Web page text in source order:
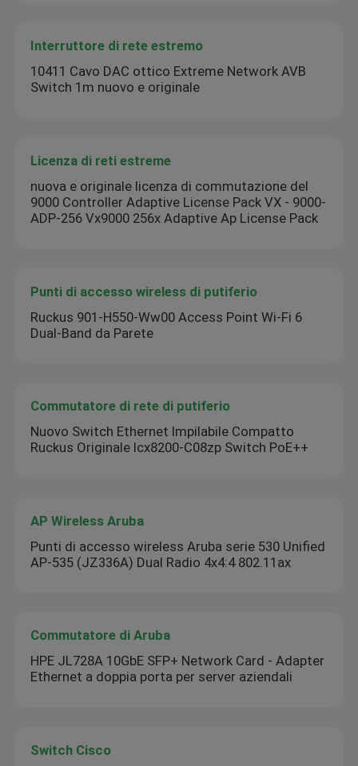
Interruttore di rete estremo
10411 Cavo DAC ottico Extreme Network AVB
Switch 1m nuovo e originale
Licenza di reti estreme
nuova e originale licenza di commutazione del
9000 Controller Adaptive License Pack VX - 9000-
ADP-256 Vx9000 256x Adaptive Ap License Pack
Punti di accesso wireless di putiferio
Ruckus 901-H550-Ww00 Access Point Wi-Fi 6
Dual-Band da Parete
Commutatore di rete di putiferio
Nuovo Switch Ethernet Impilabile Compatto
Ruckus Originale Icx8200-C08zp Switch PoE++
AP Wireless Aruba
Punti di accesso wireless Aruba serie 530 Unified
AP-535 (JZ336A) Dual Radio 4x4:4 802.11ax
Commutatore di Aruba
HPE JL728A 10GbE SFP+ Network Card - Adapter
Ethernet a doppia porta per server aziendali
Switch Cisco